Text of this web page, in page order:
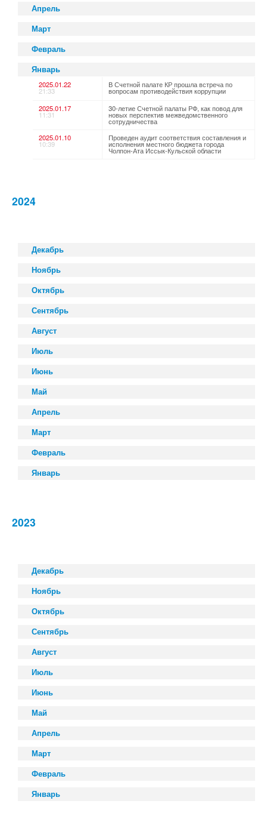
Апрель
Март
Февраль
Январь
2025.01.22
21:33
В Счетной палате КР прошла встреча по
вопросам противодействия коррупции
2025.01.17
11:31
30-летие Счетной палаты РФ, как повод для
новых перспектив межведомственного
сотрудничества
2025.01.10
10:39
Проведен аудит соответствия составления и
исполнения местного бюджета города
Чолпон-Ата Иссык-Кульской области
2024
Декабрь
Ноябрь
Октябрь
Сентябрь
Август
Июль
Июнь
Май
Апрель
Март
Февраль
Январь
2023
Декабрь
Ноябрь
Октябрь
Сентябрь
Август
Июль
Июнь
Май
Апрель
Март
Февраль
Январь